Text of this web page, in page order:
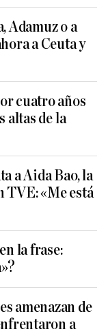
Adamuz o a
a Ceuta y
cuatro años
altas de la
a Aida Bao, la
«Me está
la frase:
amenazan de
a